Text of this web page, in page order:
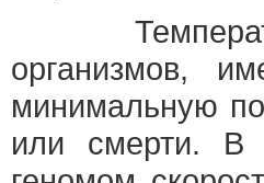
организмов,
минимальную
или смерти. В